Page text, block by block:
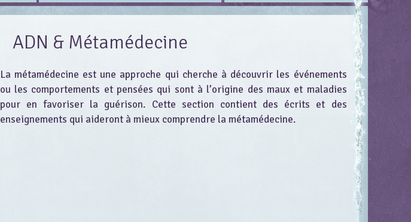
ADN & Métamédecine
La métamédecine est une approche qui cherche à découvrir les événements
ou les comportements et pensées qui sont à l’origine des maux et maladies
pour en favoriser la guérison. Cette section contient des écrits et des
enseignements qui aideront à mieux comprendre la métamédecine.